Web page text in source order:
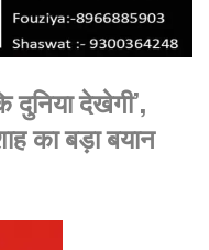
दुनिया देखेगी’,
का बड़ा बयान